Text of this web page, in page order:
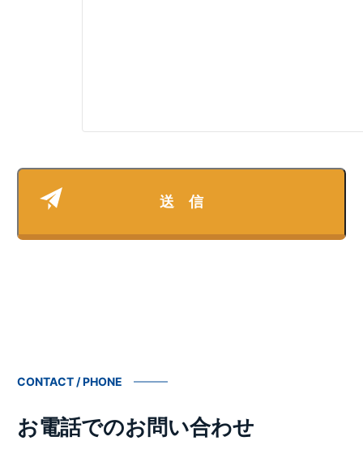
CONTACT / PHONE
お電話でのお問い合わせ